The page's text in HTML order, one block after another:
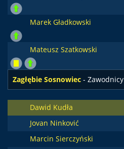
Marek Gładkowski
Mateusz Szatkowski
Zagłębie Sosnowiec - Zawodnicy
Dawid Kudła
Jovan Ninković
Marcin Sierczyński